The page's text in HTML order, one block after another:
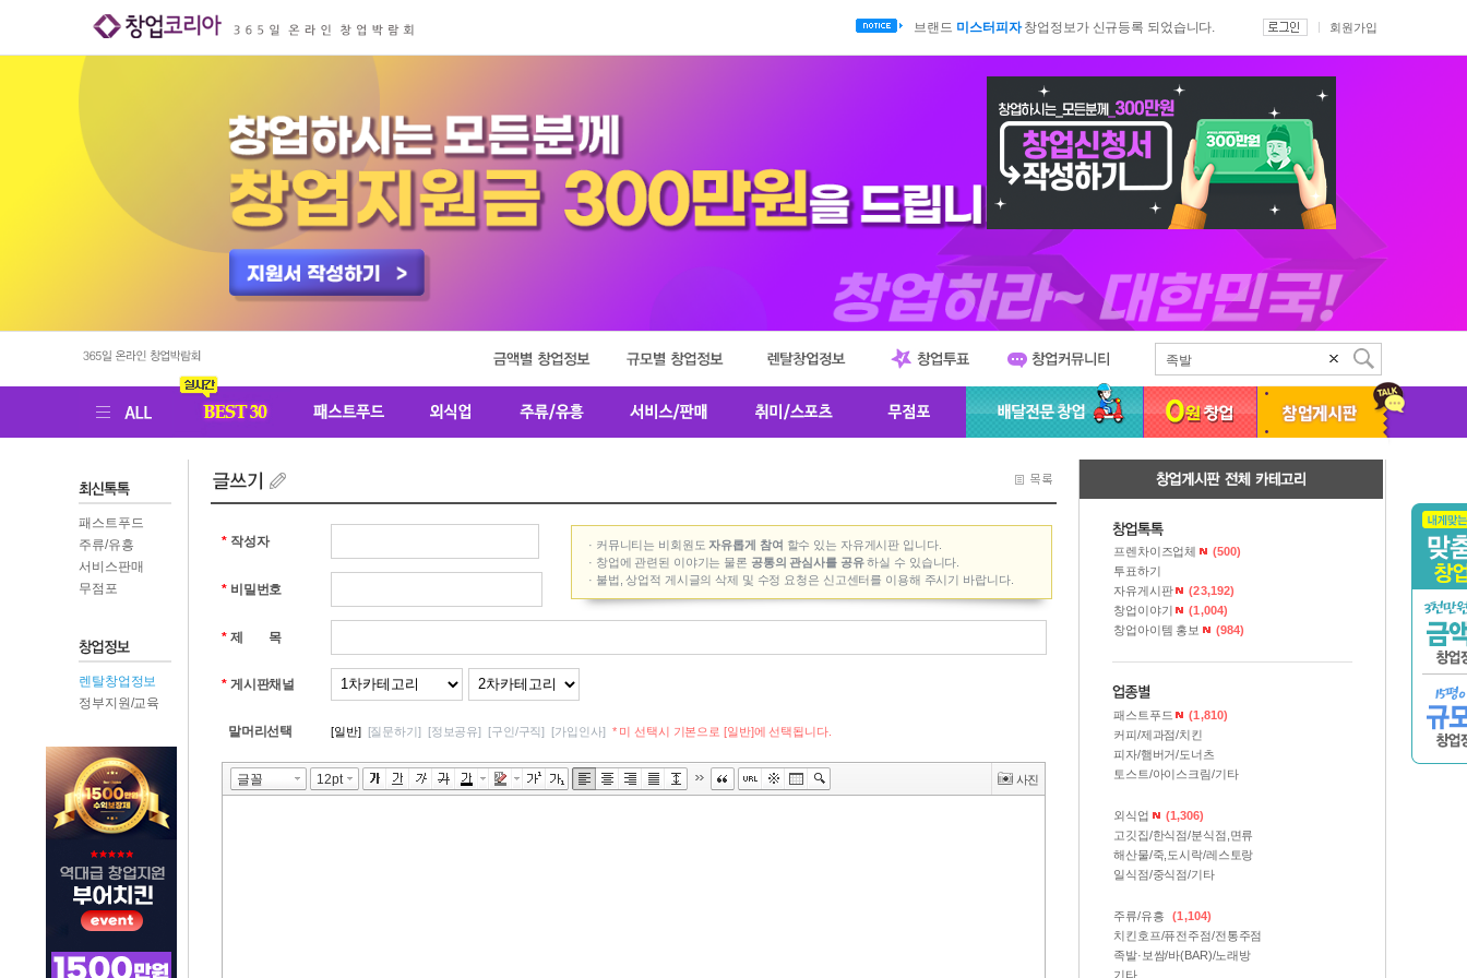
회원가입
브랜드 미스터피자창업정보가 신규등록 되었습니다.
브랜드육식미가창업정보가 신규등록 되었습니다.
창업정보가 신규등록 되었습니다.
푸줏간삼겹돼지구이전문점
창업정보가 신규등록 되었습니다.
양목장1274-2창업정보가 신규등록 되었습니다.
88시장버거 창업정보가 신규등록 되었습니다.
브랜드마싰는끼니
창업정보가 신규등록 되었습니다.
브랜드미콩커피
창업정보가 신규등록 되었습니다.
브랜드
창업정보가 신규등록 되었습니다.
브랜드
루이스버거창업정보가 등록 되었습니다
브랜드간성동해반점 창업정보가 신규등록 되었습니다.
브랜드털보고된이창업정보가 신규등록 되었습니다.
브랜드타타스베이글창업정보가 신규등록 되었습니다.
창업정보가 신규등록 되었습니다.
브랜드
육식미가창업정보가 신규등록 되었습니다.
브랜드치킨멤버창업정보가 신규등록 되었습니다.
푸줏간삼겹돼지구이전문점창업정보가 신규등록 되었습니다.
창업정보가 신규등록 되었습니다.
창업정보가 신규등록 되었습니다.
브랜드
창업정보가 신규등록 되었습니다.
브랜드미콩커피창업정보가 신규등록 되었습니다.
브랜드곱깨비창업정보가 신규등록 되었습니다.
창업정보가 등록 되었습니다
족발
치킨
스무디킹
서브웨이
커피전문점
패스트푸드
주류/유흥
서비스판매
무점포
렌탈창업정보
정부지원/교육
· 커뮤니티는 비회원도자유롭게 참여 할수 있는 자유게시판 입니다.
· 창업에 관련된 이야기는 물론 공통의 관심사를 공유하실 수 있습니다.
· 불법, 상업적 게시글의 삭제 및 수정 요청은 신고센터를 이용해 주시기 바랍니다.
*작성자
*비밀번호
*제 목
*게시판채널
말머리선택 [일반] [질문하기] [정보공유] [구인/구직] [가입인사] * 미 선택시 기본으로 [일반]에 선택됩니다.
프렌차이즈업체
(500)
투표하기
자유게시판
(23,192)
창업이야기
(1,004)
창업아이템 홍보
(984)
패스트푸드
(1,810)
커피/제과점/치킨
피자/햄버거/도너츠
토스트/아이스크림/기타
외식업
(1,306)
고깃집/한식점/분식점,면류
해산물/죽,도시락/레스토랑
일식점/중식점/기타
주류/유흥
(1,104)
치킨호프/퓨전주점/전통주점
족발·보쌈/바(BAR)/노래방
기타